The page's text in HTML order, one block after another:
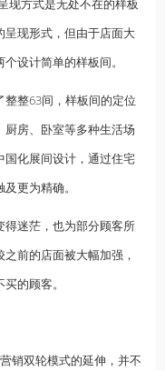
现方式是无处不在的样板
呈现形式，但由于店面大
设计简单的样板间。
整63间，样板间的定位
房、卧室等多种生活场
化展间设计，通过住宅
更为精确。
迷茫，也为部分顾客所
前的店面被大幅加强，
的顾客。
销双轮模式的延伸，并不